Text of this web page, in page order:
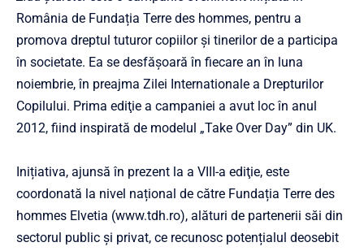
România de Fundația Terre des hommes, pentru a
promova dreptul tuturor copiilor și tinerilor de a participa
în societate. Ea se desfășoară în fiecare an în luna
noiembrie, în preajma Zilei Internationale a Drepturilor
Copilului. Prima ediţie a campaniei a avut loc în anul
2012, fiind inspirată de modelul „Take Over Day” din UK.
Inițiativa, ajunsă în prezent la a VIII-a ediţie, este
coordonată la nivel național de către Fundația Terre des
hommes Elvetia (www.tdh.ro), alături de partenerii săi din
sectorul public și privat, ce recunosc potențialul deosebit